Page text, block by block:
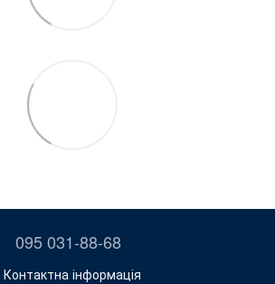
095 031-88-68
Контактна інформація